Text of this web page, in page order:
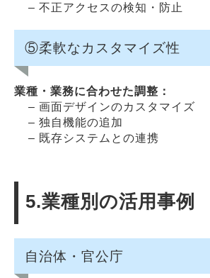
– 不正アクセスの検知・防止
⑤柔軟なカスタマイズ性
業種・業務に合わせた調整：
– 画面デザインのカスタマイズ
– 独自機能の追加
– 既存システムとの連携
5.業種別の活用事例
自治体・官公庁